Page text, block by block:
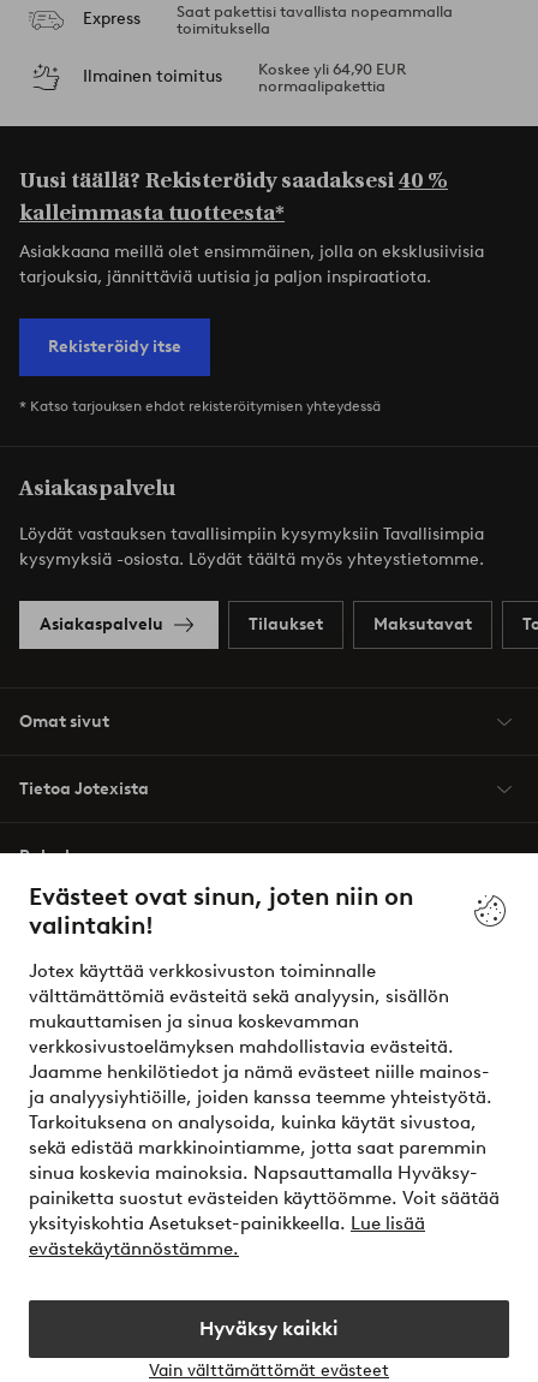
Evästeet ovat sinun, joten niin on
valintakin!
Jotex käyttää verkkosivuston toiminnalle
välttämättömiä evästeitä sekä analyysin, sisällön
mukauttamisen ja sinua koskevamman
verkkosivustoelämyksen mahdollistavia evästeitä.
Jaamme henkilötiedot ja nämä evästeet niille mainos-
ja analyysiyhtiöille, joiden kanssa teemme yhteistyötä.
Tarkoituksena on analysoida, kuinka käytät sivustoa,
sekä edistää markkinointiamme, jotta saat paremmin
sinua koskevia mainoksia. Napsauttamalla Hyväksy-
painiketta suostut evästeiden käyttöömme. Voit säätää
yksityiskohtia Asetukset-painikkeella. Lue lisää
evästekäytännöstämme.
Hyväksy kaikki
Vain välttämättömät evästeet
Express
Saat pakettisi tavallista nopeammalla
toimituksella
Ilmainen toimitus
Koskee yli 64,90 EUR
normaalipakettia
Uusi täällä? Rekisteröidy saadaksesi40 %
kalleimmasta tuotteesta*
Asiakkaana meillä olet ensimmäinen, jolla on eksklusiivisia
tarjouksia, jännittäviä uutisia ja paljon inspiraatiota.
Rekisteröidy itse
* Katso tarjouksen ehdot rekisteröitymisen yhteydessä
Asiakaspalvelu
Löydät vastauksen tavallisimpiin kysymyksiin Tavallisimpia
kysymyksiä -osiosta. Löydät täältä myös yhteystietomme.
Asiakaspalvelu Tilaukset Maksutavat
Omat sivut
Tietoa Jotexista
Palvelumme
Ehdot
Ystävät
Turvalliset maksut – maksa nyt tai erissä
Haluatko tietää lisää maksuvaihtoehdoistamme?
elpy